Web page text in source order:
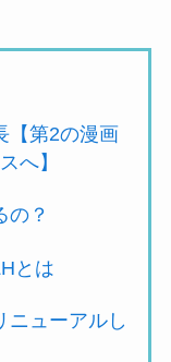
【第2の漫画
へ】
の？
とは
ニューアルし